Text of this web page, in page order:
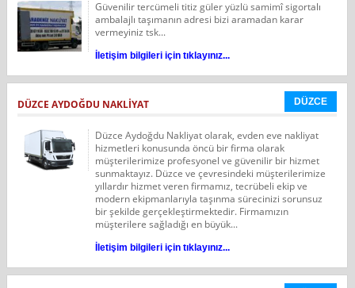
Güvenilir tercümeli titiz güler yüzlü samimî sigortalı
ambalajlı taşımanın adresi bizi aramadan karar
vermeyiniz tsk...
İletişim bilgileri için tıklayınız...
DÜZCE AYDOĞDU NAKLIYAT DÜZCE
Düzce Aydoğdu Nakliyat olarak, evden eve nakliyat
hizmetleri konusunda öncü bir firma olarak
müşterilerimize profesyonel ve güvenilir bir hizmet
sunmaktayız. Düzce ve çevresindeki müşterilerimize
yıllardır hizmet veren firmamız, tecrübeli ekip ve
modern ekipmanlarıyla taşınma sürecinizi sorunsuz
bir şekilde gerçekleştirmektedir. Firmamızın
müşterilere sağladığı en büyük...
İletişim bilgileri için tıklayınız...